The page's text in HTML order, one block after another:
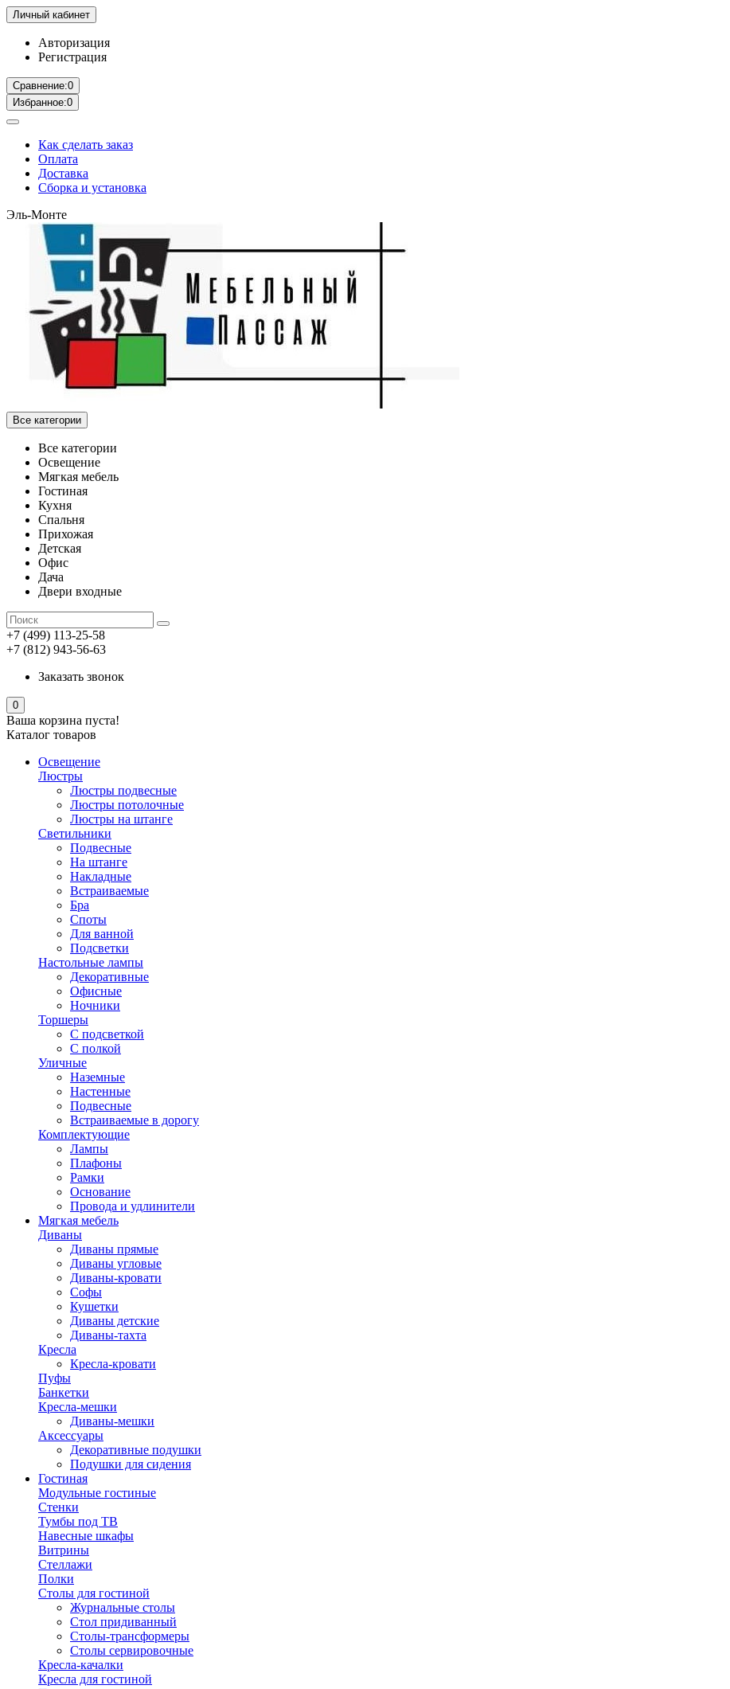
Личный кабинет
Авторизация
Регистрация
Сравнение:0
Избранное:0
Как сделать заказ
Оплата
Доставка
Сборка и установка
Эль-Монте
Все категории
Все категории
Освещение
Мягкая мебель
Гостиная
Кухня
Спальня
Прихожая
Детская
Офис
Дача
Двери входные
+7 (499) 113-25-58
+7 (812) 943-56-63
Заказать звонок
0
Ваша корзина пуста!
Каталог товаров
Освещение
Люстры
Люстры подвесные
Люстры потолочные
Люстры на штанге
Светильники
Подвесные
На штанге
Накладные
Встраиваемые
Бра
Споты
Для ванной
Подсветки
Настольные лампы
Декоративные
Офисные
Ночники
Торшеры
С подсветкой
С полкой
Уличные
Наземные
Настенные
Подвесные
Встраиваемые в дорогу
Комплектующие
Лампы
Плафоны
Рамки
Основание
Провода и удлинители
Мягкая мебель
Диваны
Диваны прямые
Диваны угловые
Диваны-кровати
Софы
Кушетки
Диваны детские
Диваны-тахта
Кресла
Кресла-кровати
Пуфы
Банкетки
Кресла-мешки
Диваны-мешки
Аксессуары
Декоративные подушки
Подушки для сидения
Гостиная
Модульные гостиные
Стенки
Тумбы под ТВ
Навесные шкафы
Витрины
Стеллажи
Полки
Столы для гостиной
Журнальные столы
Стол придиванный
Столы-трансформеры
Столы сервировочные
Кресла-качалки
Кресла для гостиной